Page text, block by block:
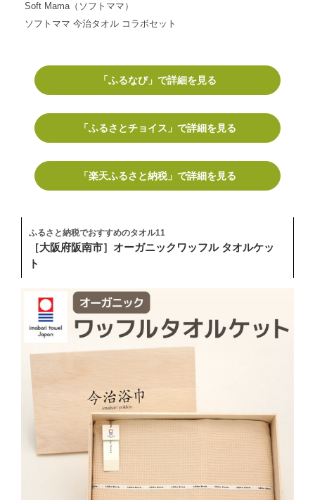
Soft Mama（ソフトママ）
ソフトママ 今治タオル コラボセット
「ふるなび」で詳細を見る
「ふるさとチョイス」で詳細を見る
「楽天ふるさと納税」で詳細を見る
ふるさと納税でおすすめのタオル11
［大阪府阪南市］オーガニックワッフル タオルケッ
ト